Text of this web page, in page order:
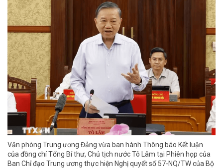
Văn phòng Trung ương Đảng vừa ban hành Thông báo Kết luận
của đồng chí Tổng Bí thư, Chủ tịch nước Tô Lâm tại Phiên họp của
Ban Chỉ đạo Trung ương thực hiện Nghị quyết số 57-NQ/TW của Bộ